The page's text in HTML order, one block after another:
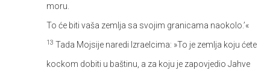
moru.
To će biti vaša zemlja sa svojim granicama naokolo.’«
13 Tada Mojsije naredi Izraelcima: »To je zemlja koju ćete
kockom dobiti u baštinu, a za koju je zapovjedio Jahve